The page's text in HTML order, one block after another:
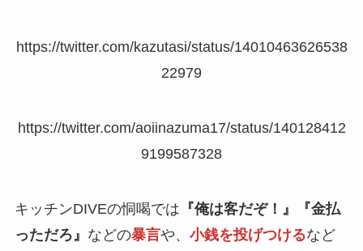
https://twitter.com/kazutasi/status/14010463626538
22979
https://twitter.com/aoiinazuma17/status/140128412
9199587328
キッチンDIVEの恫喝では 『俺は客だぞ！』『金払
っただろ』 などの暴言や、 小銭を投げつけるなど